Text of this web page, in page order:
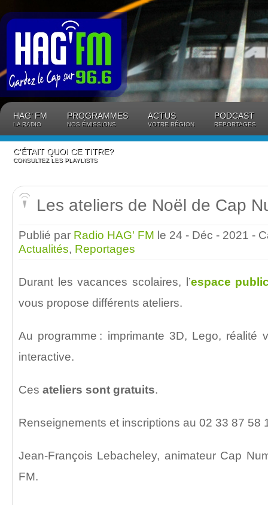
HAG’ FM
LA RADIO
PROGRAMMES
NOS ÉMISSIONS
ACTUS
VOTRE RÉGION
PODCAST
REPORTAGES
C’ÉTAIT QUOI CE TITRE?
CONSULTEZ LES PLAYLISTS
Les ateliers de Noël de Cap
Publié par Radio HAG' FM le 24 - Déc - 2021 -
Actualités, Reportages
Durant les vacances scolaires, l’espace
vous propose différents ateliers.
Au programme : imprimante 3D, Lego, réalité
interactive.
Ces ateliers sont gratuits.
Renseignements et inscriptions au 02 33 87 58
Jean-François Lebacheley, animateur Cap
FM.